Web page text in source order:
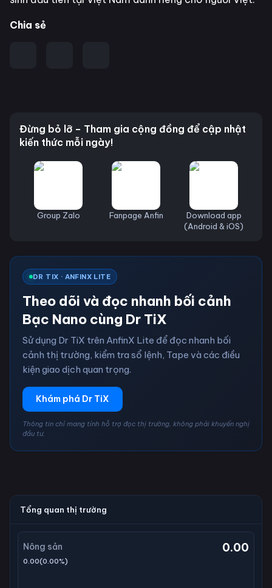
Chia sẻ
Đừng bỏ lỡ – Tham gia cộng đồng để cập nhật
kiến thức mỗi ngày!
Group Zalo Fanpage Anfin
Download app
(Android & iOS)
DR TIX · ANFINX LITE
Theo dõi và đọc nhanh bối cảnh
Bạc Nano cùng Dr TiX
Sử dụng Dr TiX trên AnfinX Lite để đọc nhanh bối
cảnh thị trường, kiểm tra sổ lệnh, Tape và các điều
kiện giao dịch quan trọng.
Khám phá Dr TiX
Thông tin chỉ mang tính hỗ trợ đọc thị trường, không phải khuyến nghị
đầu tư.
Tổng quan thị trường
Nông sản 0.00
0.00(0.00%)